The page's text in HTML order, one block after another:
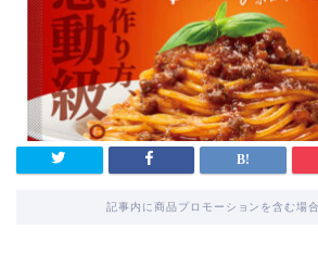
記事内に商品プロモーションを含む場